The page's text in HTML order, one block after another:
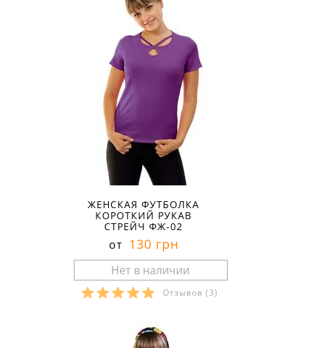
ЖЕНСКАЯ ФУТБОЛКА
КОРОТКИЙ РУКАВ
СТРЕЙЧ ФЖ-02
от 130 грн
Отзывов (3)